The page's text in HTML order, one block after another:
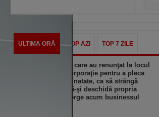
ULTIMA ORĂ TOP AZI TOP 7 ZILE
Povestea fraţilor care au renunţat la locul
de muncă din corporaţie pentru a pleca
la muncă în străinatate, ca să strângă
banii necesari să-şi deschidă propria
afacere. Cum merge acum businessul